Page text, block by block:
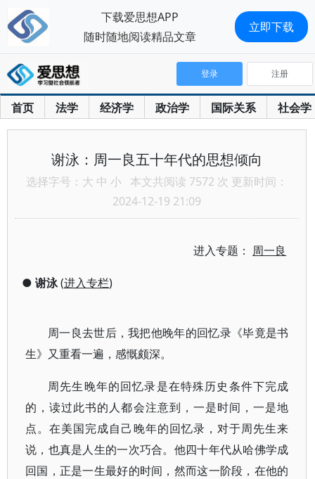
首页 法学 经济学 政治学 国际关系 社会学
登录 注册
谢泳：周一良五十年代的思想倾向
选择字号： 大 中 小 本文共阅读 7572 次 更新时间：
2024-12-19 21:09
进入专题： 周一良
● 谢泳(进入专栏)
周一良去世后，我把他晚年的回忆录《毕竟是书
生》又重看一遍，感慨颇深。
周先生晚年的回忆录是在特殊历史条件下完成
的，读过此书的人都会注意到，一是时间，一是地
点。在美国完成自己晚年的回忆录，对于周先生来
说，也真是人生的一次巧合。他四十年代从哈佛学成
回国，正是一生最好的时间，然而这一阶段，在他的
下载爱思想APP
随时随地阅读精品文章
立即下载